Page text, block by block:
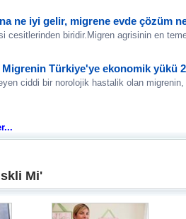
ne iyi gelir, migrene evde çözüm
cesitlerinden biridir.Migren agrisinin en
Türkiye'ye ekonomik yükü
ciddi bir norolojik hastalik olan migrenin,
Mi'